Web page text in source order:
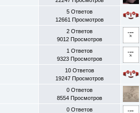
5 Ответов
12661 Просмотров
2 Ответов
9012 Просмотров
1 Ответов
9323 Просмотров
10 Ответов
19247 Просмотров
0 Ответов
8554 Просмотров
0 Ответов